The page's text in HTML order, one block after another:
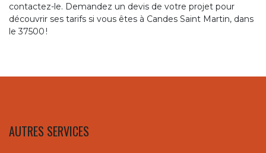
contactez-le. Demandez un devis de votre projet pour
découvrir ses tarifs si vous êtes à Candes Saint Martin, dans
le 37500 !
AUTRES SERVICES